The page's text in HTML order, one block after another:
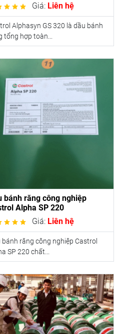
Giá: Liên hệ
Alphasyn GS 320 là dầu bánh
tổng hợp toàn...
bánh răng công nghiệp
Alpha SP 220
Giá: Liên hệ
bánh răng công nghiệp Castrol
SP 220 chất...